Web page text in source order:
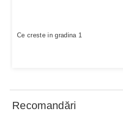
Ce creste in gradina 1
Recomandări